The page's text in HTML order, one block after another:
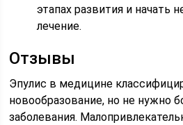
этапах развития и начать
лечение.
Отзывы
Эпулис в медицине
новообразование, но не нужно
заболевания.